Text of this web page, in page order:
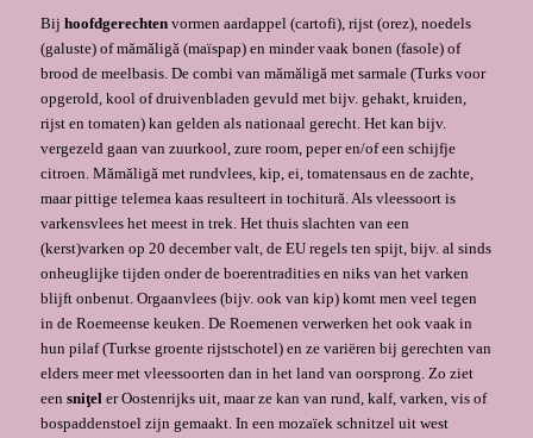
Bij hoofdgerechtenvormen aardappel (cartofi), rijst (orez), noedels
(galuste) of mămăligă (maïspap) en minder vaak bonen (fasole) of
brood de meelbasis. De combi van mămăligă met sarmale (Turks voor
opgerold, kool of druivenbladen gevuld met bijv. gehakt, kruiden,
rijst en tomaten) kan gelden als nationaal gerecht. Het kan bijv.
vergezeld gaan van zuurkool, zure room, peper en/of een schijfje
citroen. Mămăligă met rundvlees, kip, ei, tomatensaus en de zachte,
maar pittige telemea kaas resulteert in tochitură. Als vleessoort is
varkensvlees het meest in trek. Het thuis slachten van een
(kerst)varken op 20 december valt, de EU regels ten spijt, bijv. al sinds
onheuglijke tijden onder de boerentradities en niks van het varken
blijft onbenut. Orgaanvlees (bijv. ook van kip) komt men veel tegen
in de Roemeense keuken. De Roemenen verwerken het ook vaak in
hun pilaf (Turkse groente rijstschotel) en ze variëren bij gerechten van
elders meer met vleessoorten dan in het land van oorsprong. Zo ziet
een sniţeler Oostenrijks uit, maar ze kan van rund, kalf, varken, vis of
bospaddenstoel zijn gemaakt. In een mozaïek schnitzel uit west